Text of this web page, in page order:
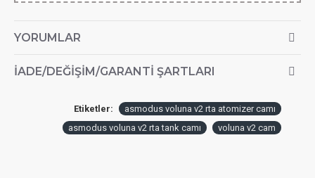
YORUMLAR
İADE/DEĞIŞIM/GARANTI ŞARTLARI
Etiketler:
asmodus voluna v2 rta atomizer camı
asmodus voluna v2 rta tank camı
voluna v2 cam